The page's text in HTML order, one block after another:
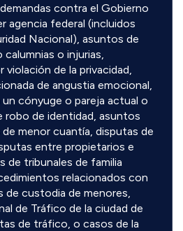
contra el Gobierno
agencia federal (incluidos
Nacional), asuntos de
o injurias,
violación de la privacidad,
de angustia emocional,
cónyuge o pareja actual o
robo de identidad, asuntos
menor cuantía, disputas de
entre propietarios e
de tribunales de familia
relacionados con
de custodia de menores,
de Tráfico de la ciudad de
de tráfico, o casos de la